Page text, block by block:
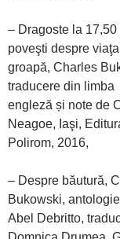
– Dragoste la 17,50
poveşti despre
groapă, Charles
traducere din limba
engleză și note de
Neagoe, Iaşi,
Polirom, 2016,
– Despre băutură,
Bukowski,
Abel Debritto,